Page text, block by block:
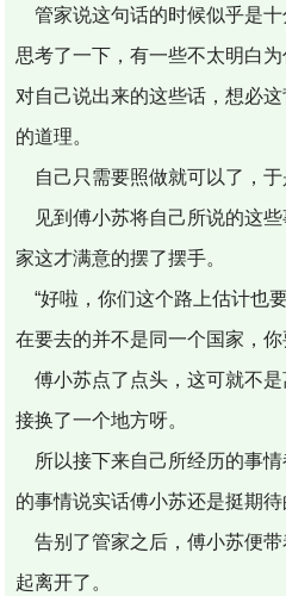
管家说这句话的时候似乎是
思考了一下，有一些不太明白
对自己说出来的这些话，想必
的道理。
自己只需要照做就可以了，于
见到傅小苏将自己所说的这
家这才满意的摆了摆手。
“好啦，你们这个路上估计也
在要去的并不是同一个国家，
傅小苏点了点头，这可就不
接换了一个地方呀。
所以接下来自己所经历的事
的事情说实话傅小苏还是挺期待
告别了管家之后，傅小苏便
起离开了。